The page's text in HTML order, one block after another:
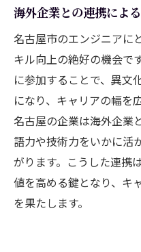
海外企業との連携によ
名古屋市のエンジニアに
キル向上の絶好の機会で
に参加することで、異文
になり、キャリアの幅を
名古屋の企業は海外企業
語力や技術力をいかに活
がります。こうした連携
値を高める鍵となり、キ
を果たします。